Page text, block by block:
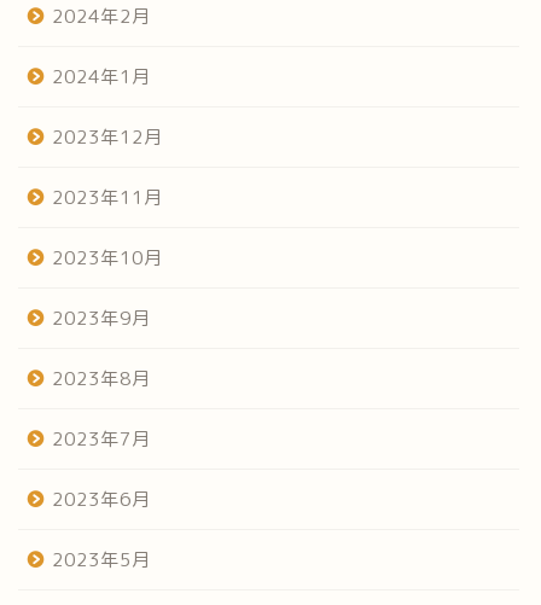
2024年2月
2024年1月
2023年12月
2023年11月
2023年10月
2023年9月
2023年8月
2023年7月
2023年6月
2023年5月